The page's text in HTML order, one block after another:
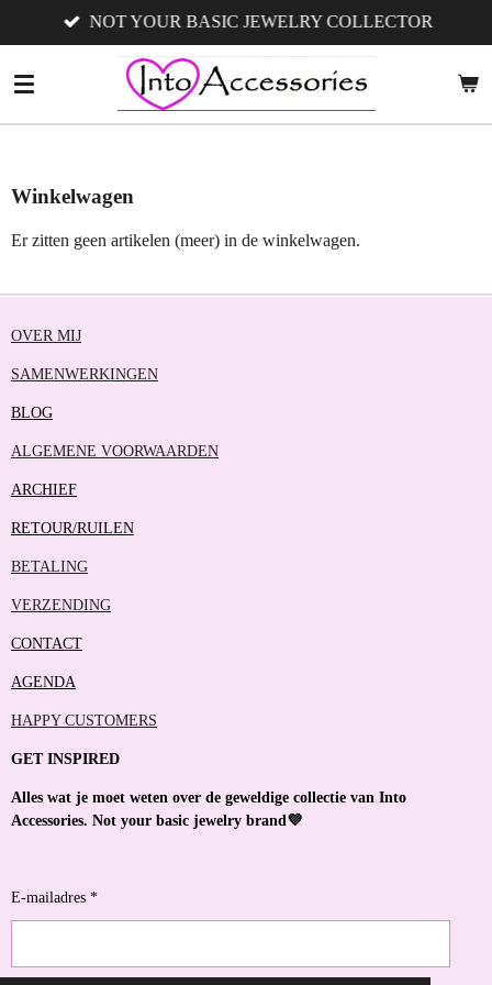
direct
naar
hoofdinhoud
NOT YOUR BASIC JEWELRY COLLECTOR
Winkelwagen
Er zitten geen artikelen (meer) in de winkelwagen.
OVER MIJ
SAMENWERKINGEN
BLOG
ALGEMENE VOORWAARDEN
ARCHIEF
RETOUR/RUILEN
BETALING
VERZENDING
CONTACT
AGENDA
HAPPY CUSTOMERS
GET INSPIRED
Alles wat je moet weten over de geweldige collectie van Into
Accessories. Not your basic jewelry brand💜
E-mailadres *